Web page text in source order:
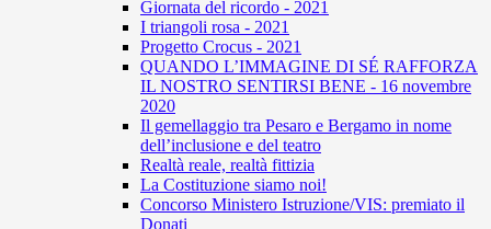
Giornata del ricordo - 2021
I triangoli rosa - 2021
Progetto Crocus - 2021
QUANDO L’IMMAGINE DI SÉ RAFFORZA
IL NOSTRO SENTIRSI BENE - 16 novembre
2020
Il gemellaggio tra Pesaro e Bergamo in nome
dell’inclusione e del teatro
Realtà reale, realtà fittizia
La Costituzione siamo noi!
Concorso Ministero Istruzione/VIS: premiato il
Donati